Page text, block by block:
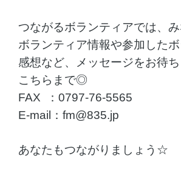
つながるボランティアでは、
ボランティア情報や参加した
感想など、メッセージをお待
こちらまで◎
FAX ：0797-76-5565
E-mail：fm@835.jp
あなたもつながりましょう☆